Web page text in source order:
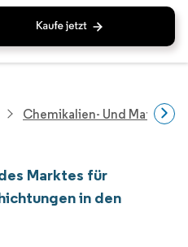
Chemikalien- Und
Marktes für
in den